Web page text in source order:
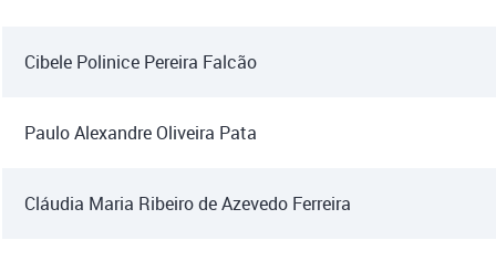
Cibele Polinice Pereira Falcão
Paulo Alexandre Oliveira Pata
Cláudia Maria Ribeiro de Azevedo Ferreira